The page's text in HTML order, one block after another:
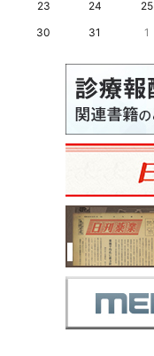
23
24 25
30
31 1